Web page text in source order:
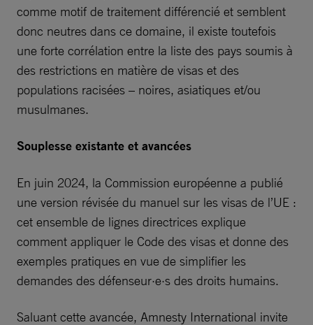
comme motif de traitement différencié et semblent
donc neutres dans ce domaine, il existe toutefois
une forte corrélation entre la liste des pays soumis à
des restrictions en matière de visas et des
populations racisées – noires, asiatiques et/ou
musulmanes.
Souplesse existante et avancées
En juin 2024, la Commission européenne a publié
une version révisée du manuel sur les visas de l’UE :
cet ensemble de lignes directrices explique
comment appliquer le Code des visas et donne des
exemples pratiques en vue de simplifier les
demandes des défenseur·e·s des droits humains.
Saluant cette avancée, Amnesty International invite